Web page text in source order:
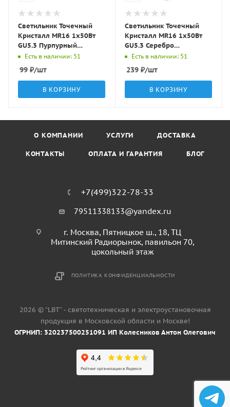
Светильник Точечный
Кристалл MR16 1х50Вт
GU5.3 Пурпурный
D90х25мм IP20 C5002
Есть в наличии: 51
99 ₽/шт
В КОРЗИНУ
Светильник Точечный
Кристалл MR16 1х50Вт
GU5.3 Серебро
D100х140мм IP20 C5307
Есть в наличии: 51
239 ₽/шт
В КОРЗИНУ
О КОМПАНИИ УСЛУГИ ДОСТАВКА
КОНТАКТЫ ОПЛАТА И ГАРАНТИЯ БЛОГ
+7(499)322-78-33
79511338133@yandex.ru
г. Москва, Пятницкое ш., 18, ТЦ
Митинский Радиорынок, павильон 70,
цокольный этаж
ПОЛИТИКА КОНФИДЕНЦИАЛЬНОСТИ
2026 © “LBT” - светотехническая и электроустановочная
продукция в Московской области и Москве!
ОГРНИП: 320237500251091 ИП Колесников Антон Олегович